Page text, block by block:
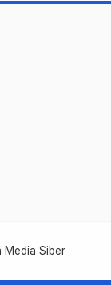
Media Siber